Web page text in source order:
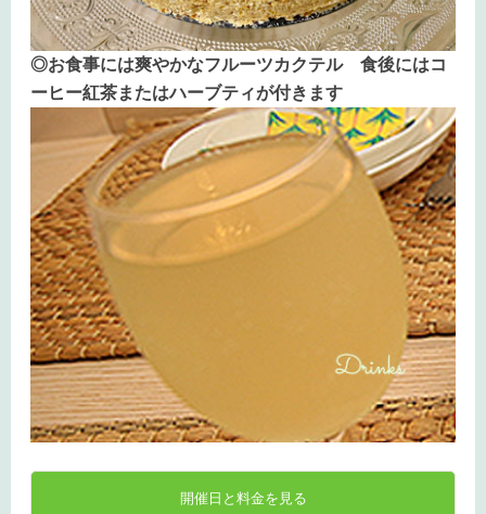
◎お食事には爽やかなフルーツカクテル 食後にはコ
ーヒー紅茶またはハーブティが付きます
開催日と料金を見る